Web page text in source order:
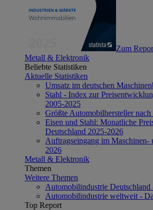
Zum
Metall & Elektronik
Beliebte Statistiken
Aktuelle Statistiken
Umsatz im deutschen
Stahl - Index zur
2005-2025
Größte Automobilhersteller nach
Eisen und Stahl: Monatliche
Deutschland 2025-2026
Auftragseingang im Maschinen-
2026
Metall & Elektronik
Themen
Weitere Themen
Automobilindustrie Deutschland
Automobilindustrie weltweit -
Top Report